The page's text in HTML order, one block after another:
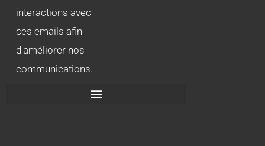
interactions avec
ces emails afin
d'améliorer nos
communications.